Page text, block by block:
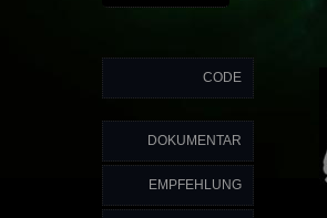
CODE
DOKUMENTAR
EMPFEHLUNG